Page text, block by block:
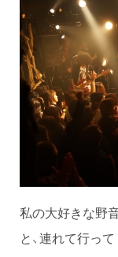
私の大好きな野
と、連れて行っ